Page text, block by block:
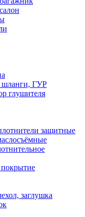
шланги, ГУР
глушителя
защитные
покрытие
заглушка